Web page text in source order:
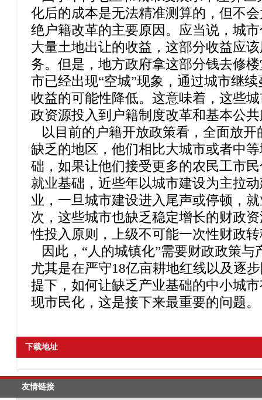
化后的成本是无法精准测算的，但不
绝户籍改革的主要原因。应当说，城
大量土地出让的收益，这部分收益应
务。但是，地方政府拿这部分钱去修
市已经出现“空城”现象，通过城市继
收益的可能性降低。这意味着，这些
政资源投入到户籍制度改革和基本公
以目前的户籍开放政策看，全面放开
缺乏的地区，他们相比大城市或者中
础，如果让他们接受更多的农民工市
就业基础，近些年以城市建设为主拉
业，一旦城市建设进入尾声或停顿，
次，这些城市也缺乏稳定增长的财政
性投入原则，上级不可能一次性财政
因此，“人的城镇化”需要财政政策与
尤其是在严守18亿亩耕地红线以及逐
提下，如何让缺乏产业基础的中小城
现市民化，这是接下来最重要的问题。
下载地址
友情链接